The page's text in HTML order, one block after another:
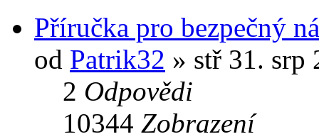
Příručka pro bezpečný
od Patrik32 » stř 31. srp
2 Odpovědi
10344 Zobrazení